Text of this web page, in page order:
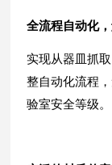
全流程自动化
实现从器皿抓
整自动化流程
验室安全等级。